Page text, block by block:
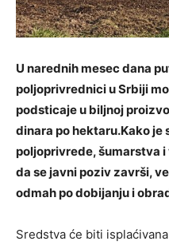
U narednih mesec dana
poljoprivrednici u Srbiji
podsticaje u biljnoj
dinara po hektaru.Kako
poljoprivrede, šumarstva
da se javni poziv završi,
odmah po dobijanju i
Sredstva će biti